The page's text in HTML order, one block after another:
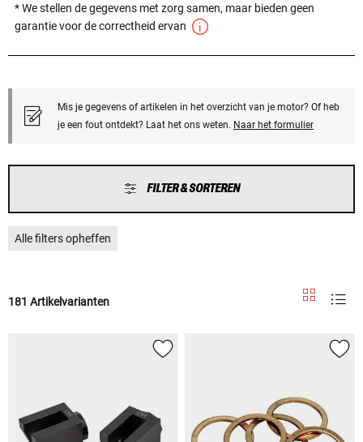
* We stellen de gegevens met zorg samen, maar bieden geen
garantie voor de correctheid ervan
Mis je gegevens of artikelen in het overzicht van je motor? Of heb
je een fout ontdekt? Laat het ons weten. Naar het formulier
FILTER & SORTEREN
Alle filters opheffen
181 Artikelvarianten